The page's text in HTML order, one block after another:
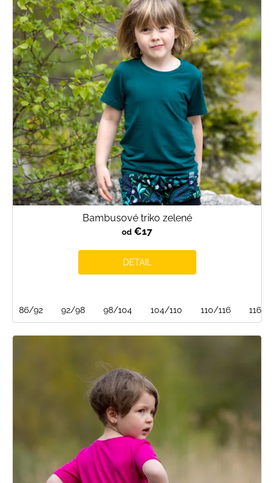
Bambusové triko zelené
od €17
DETAIL
86/92 92/98 98/104 104/110 110/116 116/